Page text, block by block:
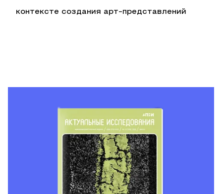
контексте создания арт-представлений